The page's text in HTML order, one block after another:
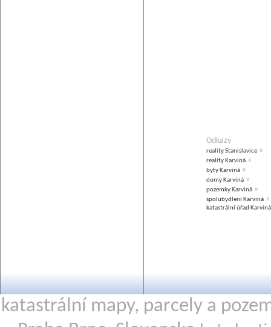
Odkazy
reality Stanislavice »
reality Karviná »
byty Karviná »
domy Karviná »
pozemky Karviná »
spolubydlení Karviná »
katastrální úřad Karviná
katastrální mapy, parcely a